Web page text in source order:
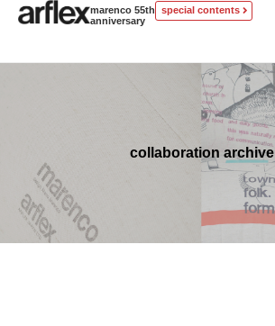
marenco 55th
anniversary
special contents
collaboration archive